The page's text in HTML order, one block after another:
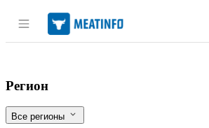
Раздел навигации по
Россельхознадзор
Фильтры
Регион
Все регионы